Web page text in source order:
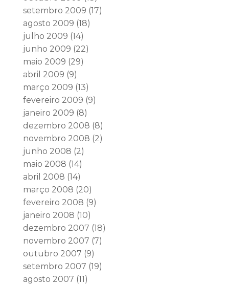
setembro 2009 (17)
agosto 2009 (18)
julho 2009 (14)
junho 2009 (22)
maio 2009 (29)
abril 2009 (9)
março 2009 (13)
fevereiro 2009 (9)
janeiro 2009 (8)
dezembro 2008 (8)
novembro 2008 (2)
junho 2008 (2)
maio 2008 (14)
abril 2008 (14)
março 2008 (20)
fevereiro 2008 (9)
janeiro 2008 (10)
dezembro 2007 (18)
novembro 2007 (7)
outubro 2007 (9)
setembro 2007 (19)
agosto 2007 (11)